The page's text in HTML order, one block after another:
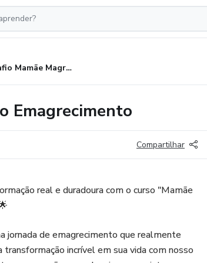
Desafio Mamãe Magra : A Jornada do Emagrecimento
Emagrecimento
Compartilhar
real e duradoura com o curso "Mamãe
jornada de emagrecimento que realmente
transformação incrível em sua vida com nosso